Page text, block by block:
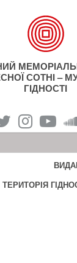
СОТНІ –
ГІДНОСТІ
ТЕРИТОРІЯ